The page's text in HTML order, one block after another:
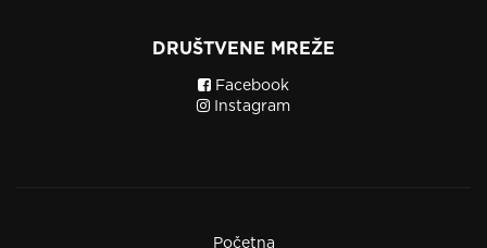
DRUŠTVENE MREŽE
Facebook
Instagram
Početna